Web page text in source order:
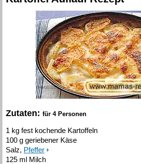
Zutaten: für 4 Personen
1 kg fest kochende Kartoffeln
100 g geriebener Käse
Salz, Pfeffer
125 ml Milch